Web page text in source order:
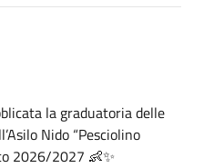
la graduatoria delle
Nido “Pesciolino
2026/2027 👶✨